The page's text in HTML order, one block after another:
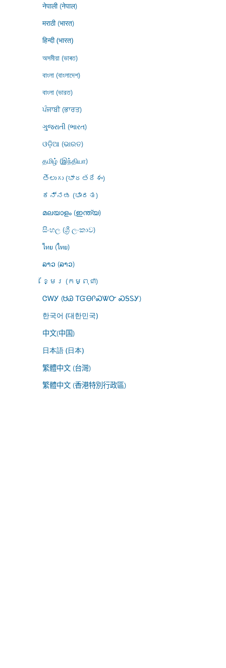
नेपाली (नेपाल)
मराठी (भारत)
हिन्दी (भारत)
অসমীয়া (ভাৰত)
বাংলা (বাংলাদেশ)
বাংলা (ভারত)
ਪੰਜਾਬੀ (ਭਾਰਤ)
ગુજરાતી (ભારત)
ଓଡ଼ିଆ (ଭାରତ)
தமிழ் (இந்தியா)
తెలుగు (భారతదేశం)
ಕನ್ನಡ (ಭಾರತ)
മലയാളം (ഇന്ത്യ)
සිංහල (ශ්‍රී ලංකාව)
ไทย (ไทย)
ລາວ (ລາວ)
ខ្មែរ (កម្ពុជា)
ᏣᎳᎩ (ᏌᏊ ᎢᏳᎾᎵᏍᏔᏅ ᏍᎦᏚᎩ)
한국어 (대한민국)
中文(中国)
日本語 (日本)
繁體中文 (台灣)
繁體中文 (香港特別行政區)